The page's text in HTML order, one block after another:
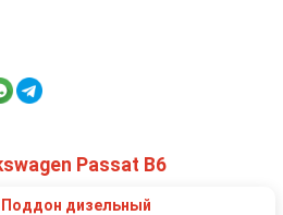
Passat B6
Поддон дизельный